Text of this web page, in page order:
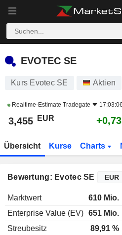
EVOTEC SE
EVOTEC SE
Kurs Evotec SE Aktien
Realtime-Estimate Tradegate
3,455 EUR
Übersicht Kurse Charts
Bewertung: Evotec SE
Marktwert 610 Mio.
Enterprise Value (EV) 651 Mio.
Streubesitz
89,91 %